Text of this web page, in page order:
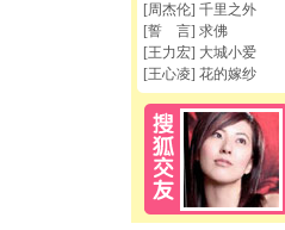
[周杰伦] 千里之外
[誓 言] 求佛
[王力宏] 大城小爱
[王心凌] 花的嫁纱